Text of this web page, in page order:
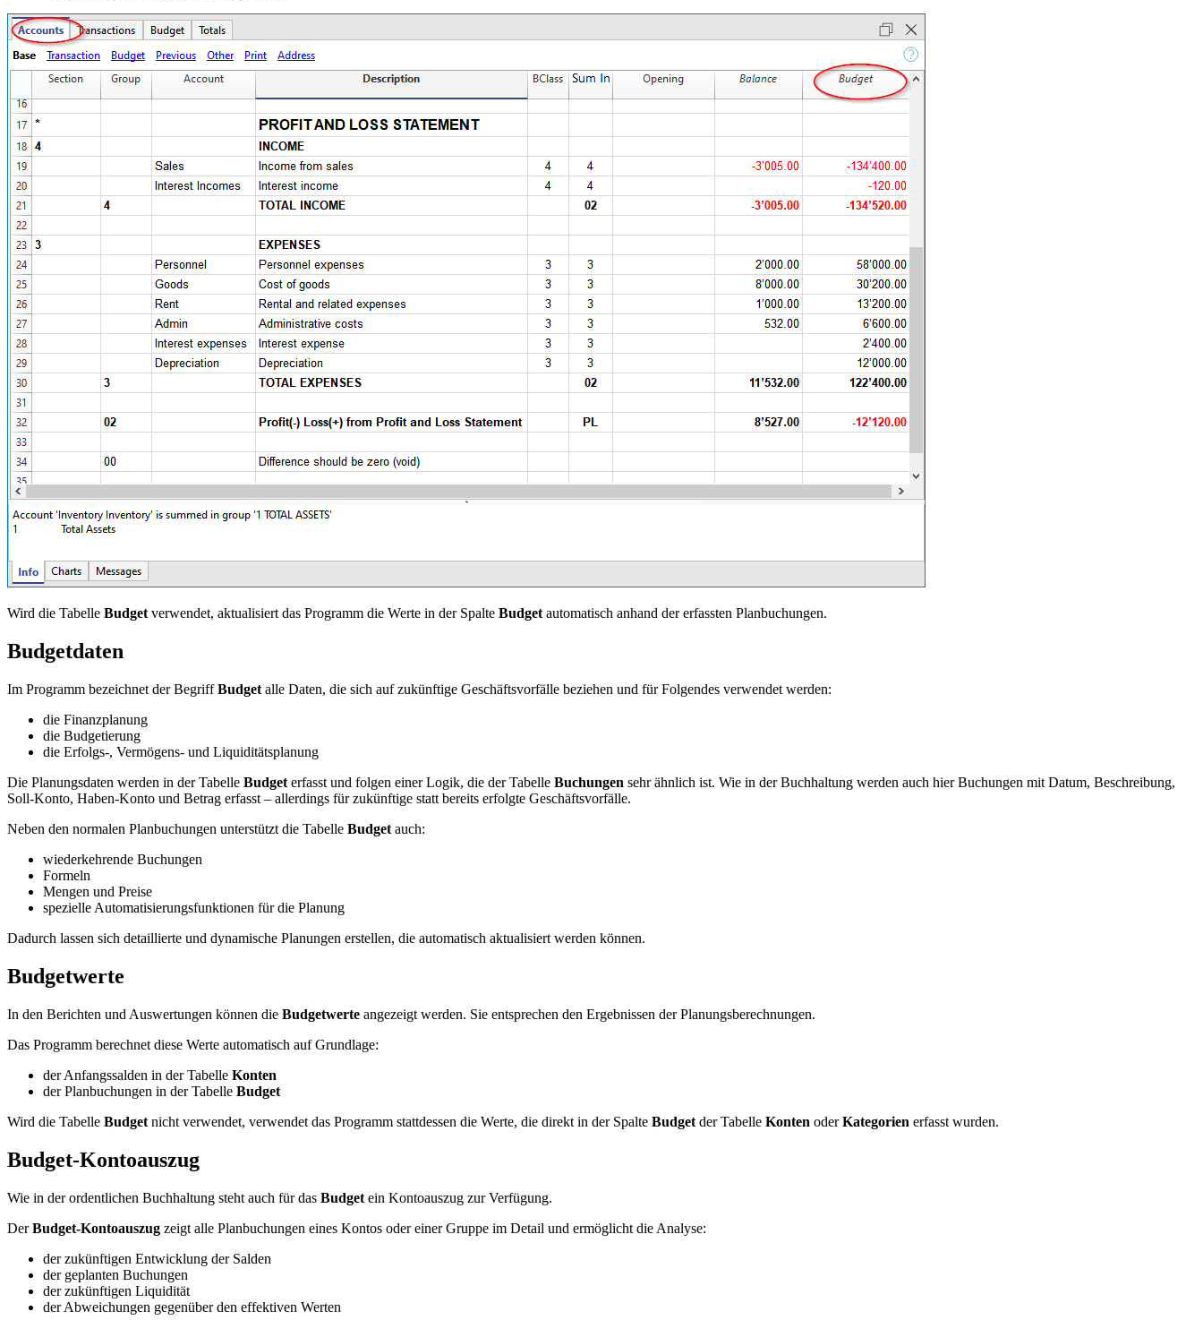
Wird die Tabelle Budgetverwendet, aktualisiert das Programm die Werte in der Spalte Budgetautomatisch anhand der erfassten Planbuchungen.
Budgetdaten
Im Programm bezeichnet der BegriffBudget alle Daten, die sich auf zukünftige Geschäftsvorfälle beziehen und für Folgendes verwendet werden:
die Finanzplanung
die Budgetierung
die Erfolgs-, Vermögens- und Liquiditätsplanung
Die Planungsdaten werden in der Tabelle Budget erfasst und folgen einer Logik, die der Tabelle Buchungen sehr ähnlich ist. Wie in der Buchhaltung werden auch hier Buchungen mit Datum, Beschreibung,
Soll-Konto, Haben-Konto und Betrag erfasst – allerdings für zukünftige statt bereits erfolgte Geschäftsvorfälle.
Neben den normalen Planbuchungen unterstützt die Tabelle Budget auch:
wiederkehrende Buchungen
Formeln
Mengen und Preise
spezielle Automatisierungsfunktionen für die Planung
Dadurch lassen sich detaillierte und dynamische Planungen erstellen, die automatisch aktualisiert werden können.
Budgetwerte
In den Berichten und Auswertungen können die Budgetwerte angezeigt werden. Sie entsprechen den Ergebnissen der Planungsberechnungen.
Das Programm berechnet diese Werte automatisch auf Grundlage:
der Anfangssalden in der Tabelle Konten
der Planbuchungen in der Tabelle Budget
Wird die Tabelle Budget nicht verwendet, verwendet das Programm stattdessen die Werte, die direkt in der Spalte Budget der Tabelle Konten oderKategorien erfasst wurden.
Budget-Kontoauszug
Wie in der ordentlichen Buchhaltung steht auch für das Budget ein Kontoauszug zur Verfügung.
DerBudget-Kontoauszug zeigt alle Planbuchungen eines Kontos oder einer Gruppe im Detail und ermöglicht die Analyse:
der zukünftigen Entwicklung der Salden
der geplanten Buchungen
der zukünftigen Liquidität
der Abweichungen gegenüber den effektiven Werten